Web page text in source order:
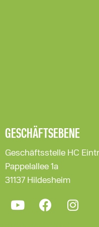
GESCHÄFTSEBENE
Geschäftsstelle HC
Pappelallee 1a
31137 Hildesheim